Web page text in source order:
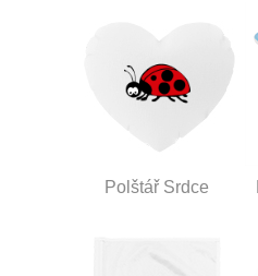
Polštář Srdce